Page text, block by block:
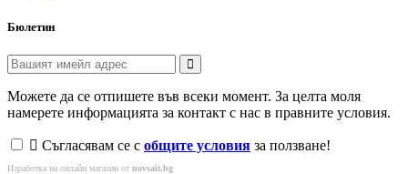
Бюлетин
Можете да се отпишете във всеки момент. За целта моля
намерете информацията за контакт с нас в правните условия.
Съгласявам се с общите условия за ползване!
Изработка на онлайн магазин от novsait.bg